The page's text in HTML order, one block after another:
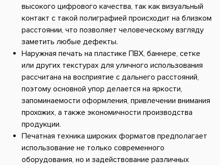
высокого цифрового качества, так как визуальный
контакт с такой полиграфией происходит на близком
расстоянии, что позволяет человеческому взгляду
заметить любые дефекты.
Наружная печать на пластике ПВХ, баннере, сетке
или других текстурах для уличного использования
рассчитана на восприятие с дальнего расстояний,
поэтому основной упор делается на яркости,
запоминаемости оформления, привлечении внимания
прохожих, а также экономичности производства
продукции.
Печатная техника широких форматов предполагает
использование не только современного
оборудования, но и задействование различных